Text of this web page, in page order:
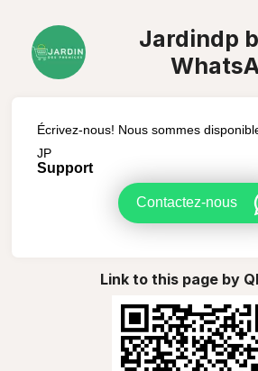
Jardindp
Écrivez-nous! Nous sommes
JP
Support
Contactez-nous
Link to this page by